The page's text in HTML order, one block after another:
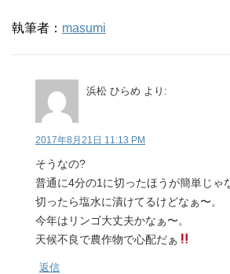
執筆者： masumi
浜松 ひらめ より:
2017年8月21日 11:13 PM
そうなの?
普通に4分の1に切ったほうが簡単じゃ
切ったら塩水に漬けてるけどなぁ〜。
今年はリンゴ大丈夫かなぁ〜。
天候不良で農作物で心配だぁ
返信